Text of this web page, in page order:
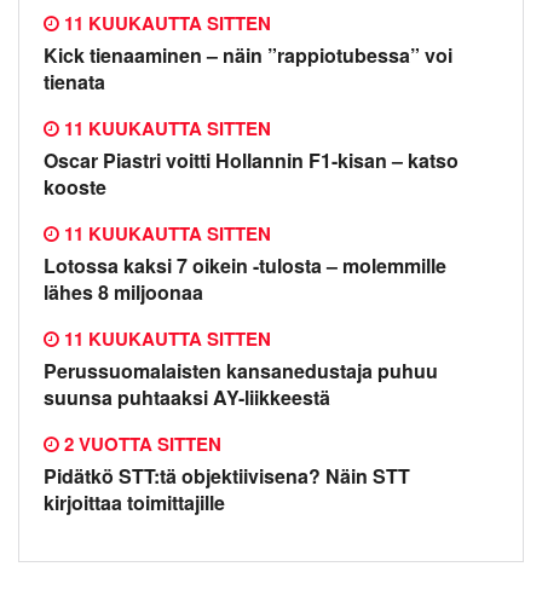
Kick tienaaminen – näin ”rappiotubessa” voi
tienata
11 KUUKAUTTA SITTEN
Oscar Piastri voitti Hollannin F1-kisan – katso
kooste
11 KUUKAUTTA SITTEN
Lotossa kaksi 7 oikein -tulosta – molemmille
lähes 8 miljoonaa
11 KUUKAUTTA SITTEN
Perussuomalaisten kansanedustaja puhuu
suunsa puhtaaksi AY-liikkeestä
11 KUUKAUTTA SITTEN
Pidätkö STT:tä objektiivisena? Näin STT
kirjoittaa toimittajille
2 VUOTTA SITTEN